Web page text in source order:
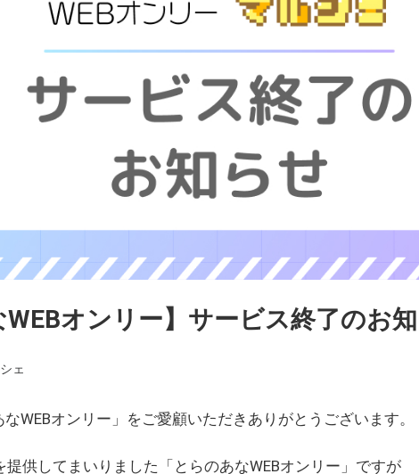
WEBオンリー】サービス終了のお
ェ
WEBオンリー」をご愛顧いただきありがとうございます。
提供してまいりました「とらのあなWEBオンリー」ですが